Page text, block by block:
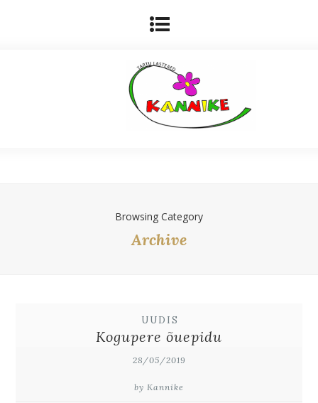
Browsing Category
Archive
UUDIS
Kogupere õuepidu
28/05/2019
by Kannike